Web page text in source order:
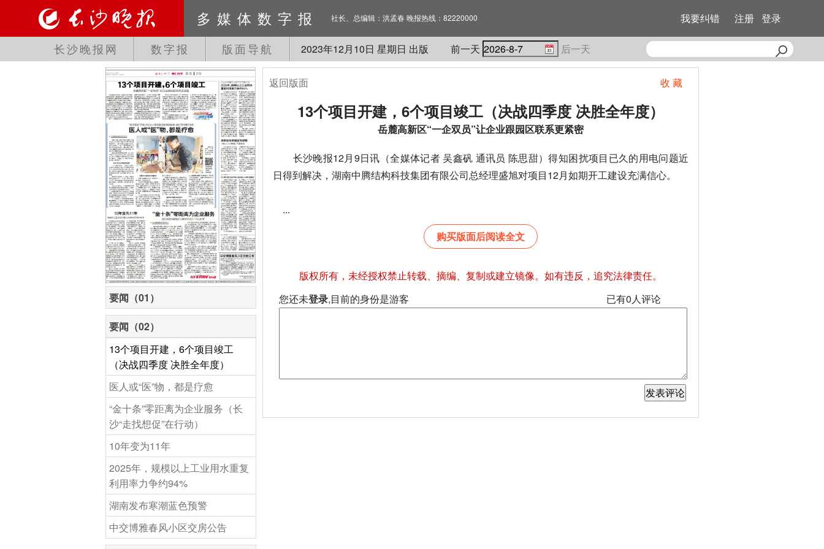
多媒体数字报 社长、总编辑：洪孟春 晚报热线：82220000 我要纠错 注册 登录
长沙晚报网 数字报 版面导航 2023年12月10日 星期日 出版 前一天 后一天
要闻（01）
要闻（02）
13个项目开建，6个项目竣工
（决战四季度 决胜全年度）
医人或“医”物，都是疗愈
“金十条”零距离为企业服务（长
沙“走找想促”在行动）
10年变为11年
2025年，规模以上工业用水重复
利用率力争约94%
湖南发布寒潮蓝色预警
中交博雅春风小区交房公告
返回版面 收 藏
13个项目开建，6个项目竣工（决战四季度 决胜全年度）
岳麓高新区“一企双员”让企业跟园区联系更紧密
长沙晚报12月9日讯（全媒体记者 吴鑫矾 通讯员 陈思甜）得知困扰项目已久的用电问题近
日得到解决，湖南中腾结构科技集团有限公司总经理盛旭对项目12月如期开工建设充满信心。
...
购买版面后阅读全文
版权所有，未经授权禁止转载、摘编、复制或建立镜像。如有违反，追究法律责任。
您还未登录,目前的身份是游客 已有0人评论